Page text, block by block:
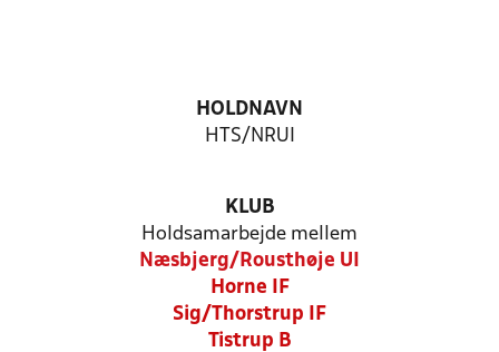
HOLDNAVN
HTS/NRUI
KLUB
Holdsamarbejde mellem
Næsbjerg/Rousthøje UI
Horne IF
Sig/Thorstrup IF
Tistrup B